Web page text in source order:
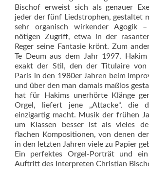
Bischof erweist sich als genauer
jeder der fünf Liedstrophen, gestaltet
sehr organisch wirkender Agogik
nötigen Zugriff, etwa in der
Reger seine Fantasie krönt. Zum
Te Deum aus dem Jahr 1997.
exakt der Stil, den der Titulaire von
Paris in den 1980er Jahren beim
und über den man damals maßlos
hat für Hakims unerhörte Klänge
Orgel, liefert jene „Attacke“, die
einzigartig macht. Musik der frühen
um Klassen besser ist als vieles
flachen Kompositionen, von denen
in den letzten Jahren viele zu Papier
Ein perfektes Orgel-Porträt und ein
Auftritt des Interpreten Christian